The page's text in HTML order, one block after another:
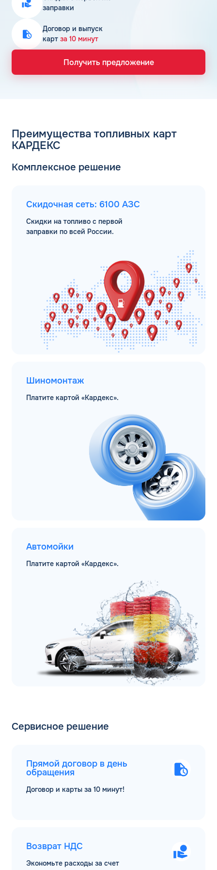
заправки
Договор и выпуск
карт за 10 минут
Получить предложение
Преимущества топливных карт
КАРДЕКС
Комплексное решение
Скидочная сеть: 6100 АЗС
Скидки на топливо с первой
заправки по всей России.
Шиномонтаж
Платите картой «Кардекс».
Автомойки
Платите картой «Кардекс».
Сервисное решение
Прямой договор в день
обращения
Договор и карты за 10 минут!
Возврат НДС
Экономьте расходы за счет